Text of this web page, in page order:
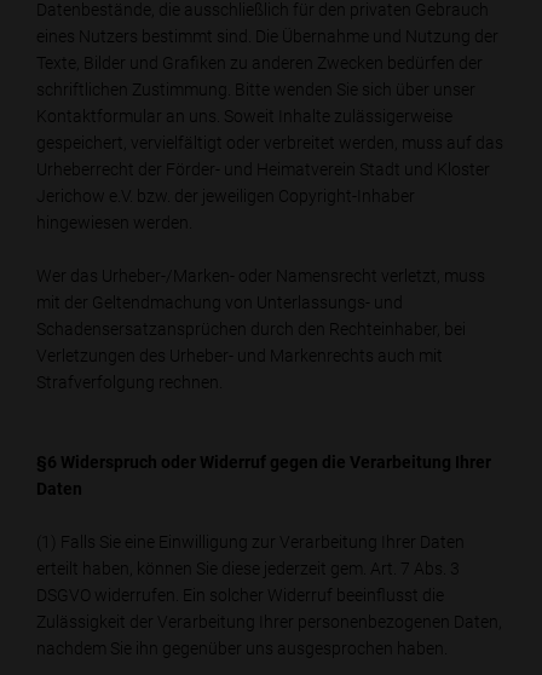
Datenbestände, die ausschließlich für den privaten Gebrauch
eines Nutzers bestimmt sind. Die Übernahme und Nutzung der
Texte, Bilder und Grafiken zu anderen Zwecken bedürfen der
schriftlichen Zustimmung. Bitte wenden Sie sich über unser
Kontaktformular an uns. Soweit Inhalte zulässigerweise
gespeichert, vervielfältigt oder verbreitet werden, muss auf das
Urheberrecht der Förder- und Heimatverein Stadt und Kloster
Jerichow e.V. bzw. der jeweiligen Copyright-Inhaber
hingewiesen werden.
Wer das Urheber-/Marken- oder Namensrecht verletzt, muss
mit der Geltendmachung von Unterlassungs- und
Schadensersatzansprüchen durch den Rechteinhaber, bei
Verletzungen des Urheber- und Markenrechts auch mit
Strafverfolgung rechnen.
§6 Widerspruch oder Widerruf gegen die Verarbeitung Ihrer
Daten
(1) Falls Sie eine Einwilligung zur Verarbeitung Ihrer Daten
erteilt haben, können Sie diese jederzeit gem. Art. 7 Abs. 3
DSGVO widerrufen. Ein solcher Widerruf beeinflusst die
Zulässigkeit der Verarbeitung Ihrer personenbezogenen Daten,
nachdem Sie ihn gegenüber uns ausgesprochen haben.